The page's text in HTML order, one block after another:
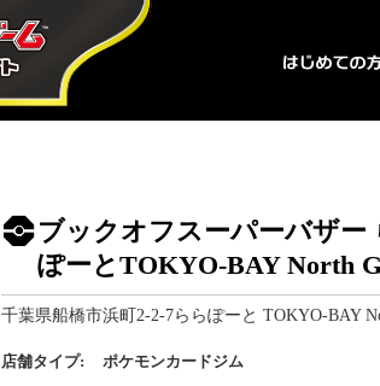
ブックオフスーパーバザー
ぽーとTOKYO-BAY North
千葉県船橋市浜町2-2-7ららぽーと TOKYO-BAY
店舗タイプ: ポケモンカードジム